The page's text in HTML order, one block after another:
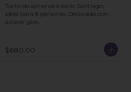
Tarta de almendra estilo Santiago,
ideal para 8 personas. Decorada con
azúcar glas.
$680.00